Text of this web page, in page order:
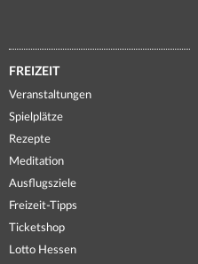
FREIZEIT
Veranstaltungen
Spielplätze
Rezepte
Meditation
Ausflugsziele
Freizeit-Tipps
Ticketshop
Lotto Hessen